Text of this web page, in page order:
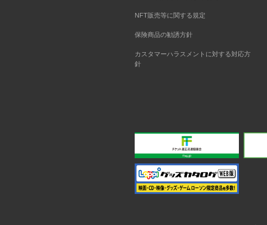
NFT販売等に関する規定
保険商品の勧誘方針
カスタマーハラスメントに対する対応方
針